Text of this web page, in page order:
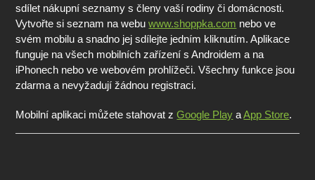
sdílet nákupní seznamy s členy vaší rodiny či domácnosti.
Vytvořte si seznam na webuwww.shoppka.com nebo ve
svém mobilu a snadno jej sdílejte jedním kliknutím. Aplikace
funguje na všech mobilních zařízení s Androidem a na
iPhonech nebo ve webovém prohlížeči. Všechny funkce jsou
zdarma a nevyžadují žádnou registraci.
Mobilní aplikaci můžete stahovat zGoogle Play aApp Store.